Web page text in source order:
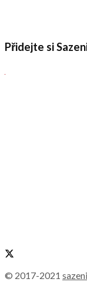
Přidejte si
© 2017-2021